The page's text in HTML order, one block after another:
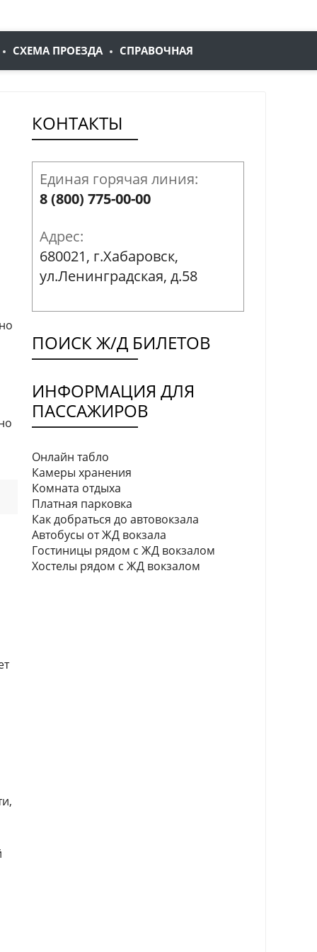
СХЕМА ПРОЕЗДА СПРАВОЧНАЯ
КОНТАКТЫ
Единая горячая линия:
8 (800) 775-00-00
Адрес:
680021, г.Хабаровск,
ул.Ленинградская, д.58
ПОИСК Ж/Д БИЛЕТОВ
ИНФОРМАЦИЯ ДЛЯ
ПАССАЖИРОВ
Онлайн табло
Камеры хранения
Комната отдыха
Платная парковка
Как добраться до автовокзала
Автобусы от ЖД вокзала
Гостиницы рядом с ЖД вокзалом
Хостелы рядом с ЖД вокзалом